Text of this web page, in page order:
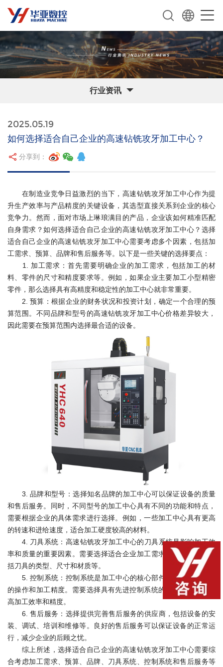
行业资讯
2025.05.19
如何选择适合自己企业的高速钻铣攻牙加工中心？
分享到：
在制造业竞争日益激烈的当下，高速钻铣攻牙加工中心作为提
升生产效率与产品精度的关键设备，其选型直接关系到企业的核心
竞争力。然而，面对市场上琳琅满目的产品，企业该如何精准匹配
自身需求？如何选择适合自己企业的高速钻铣攻牙加工中心？选择
适合自己企业的高速钻铣攻牙加工中心需要考虑多个因素，包括加
工需求、预算、品牌和售后服务等。以下是一些关键的选择要点：
1. 加工需求：首先需要明确企业的加工需求，包括加工的材
料、零件的尺寸和精度要求等。例如，如果企业主要加工小型精密
零件，那么选择具有高精度和稳定性的加工中心就非常重要。
2. 预算：根据企业的财务状况和投资计划，确定一个合理的预
算范围。不同品牌和型号的高速钻铣攻牙加工中心价格差异较大，
因此需要在预算范围内选择最合适的设备。
3. 品牌和型号：选择知名品牌的加工中心可以保证设备的质量
和售后服务。同时，不同型号的加工中心具有不同的功能和特点，
需要根据企业的具体需求进行选择。例如，一些加工中心具有更高
的转速和进给速度，适合加工硬度较高的材料。
4. 刀具系统：高速钻铣攻牙加工中心的刀具系统是影响加工效
率和质量的重要因素。需要选择适合企业加工需求的刀具系统，包
括刀具的类型、尺寸和材质等。
5. 控制系统：控制系统是加工中心的核心部件，直接影响设备
的操作和加工精度。需要选择具有先进控制系统的加工中心，以提
高加工效率和精度。
6. 售后服务：选择提供完善售后服务的供应商，包括设备的安
装、调试、培训和维修等。良好的售后服务可以保证设备的正常运
行，减少企业的后顾之忧。
综上所述，选择适合自己企业的高速钻铣攻牙加工中心需要综
合考虑加工需求、预算、品牌、刀具系统、控制系统和售后服务等